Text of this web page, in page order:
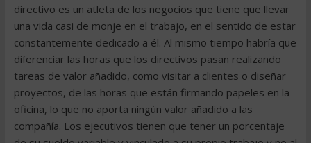
directivo es un atleta de los negocios que tiene que llevar
una vida casi de monje en el trabajo, en el sentido de estar
constantemente dedicado a él. Al mismo tiempo habría que
diferenciar las horas que los directivos pasan realizando
tareas de valor añadido, como visitar a clientes o diseñar
proyectos, de las horas que están firmando papeles en la
oficina, lo que no aporta ningún valor añadido a las
compañía. Los ejecutivos tienen que tener un porcentaje